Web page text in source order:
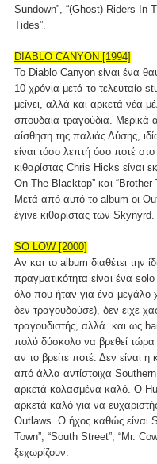
Sundown”, “(Ghost) Riders In
Tides”.
DIABLO CANYON [1994]
Το Diablo Canyon είναι ένα
10 χρόνια μετά το τελευταίο
μείνει, αλλά και αρκετά νέα
σπουδαία τραγούδια. Μερικά
αίσθηση της παλιάς Δύσης,
είναι τόσο λεπτή όσο ποτέ
κιθαρίστας Chris Hicks είναι
On The Blacktop” και “Brother
Μετά από αυτό το album οι
έγινε κιθαρίστας των Skynyrd.
SO LOW [2000]
Αν και το album διαθέτει την
πραγματικότητα είναι ένα
όλο που ήταν για ένα μεγάλο
δεν τραγουδούσε), δεν είχε
τραγουδιστής, αλλά και ως
πολύ δύσκολο να βρεθεί
αν το βρείτε ποτέ. Δεν είναι
από άλλα αντίστοιχα Southern
αρκετά κολασμένα καλό. Ο
αρκετά καλό για να
Outlaws. Ο ήχος καθώς είναι
Town”, “South Street”, “Mr.
ξεχωρίζουν.